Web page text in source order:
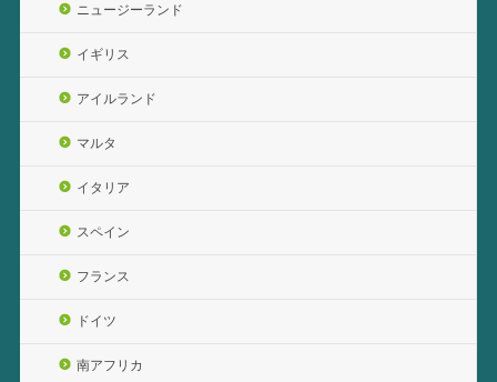
ニュージーランド
イギリス
アイルランド
マルタ
イタリア
スペイン
フランス
ドイツ
南アフリカ